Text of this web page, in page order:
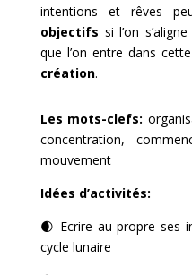
intentions et rêves
objectifs si l’on
que l’on entre dans cette
création.
Les mots-clefs:
concentration,
mouvement
Idées d’activités:
🌒 Ecrire au propre ses
cycle lunaire